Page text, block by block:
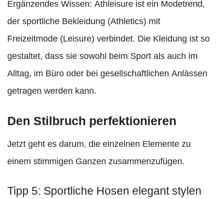
Ergänzendes Wissen: Athleisure ist ein Modetrend,
der sportliche Bekleidung (Athletics) mit
Freizeitmode (Leisure) verbindet. Die Kleidung ist so
gestaltet, dass sie sowohl beim Sport als auch im
Alltag, im Büro oder bei gesellschaftlichen Anlässen
getragen werden kann.
Den Stilbruch perfektionieren
Jetzt geht es darum, die einzelnen Elemente zu
einem stimmigen Ganzen zusammenzufügen.
Tipp 5: Sportliche Hosen elegant stylen